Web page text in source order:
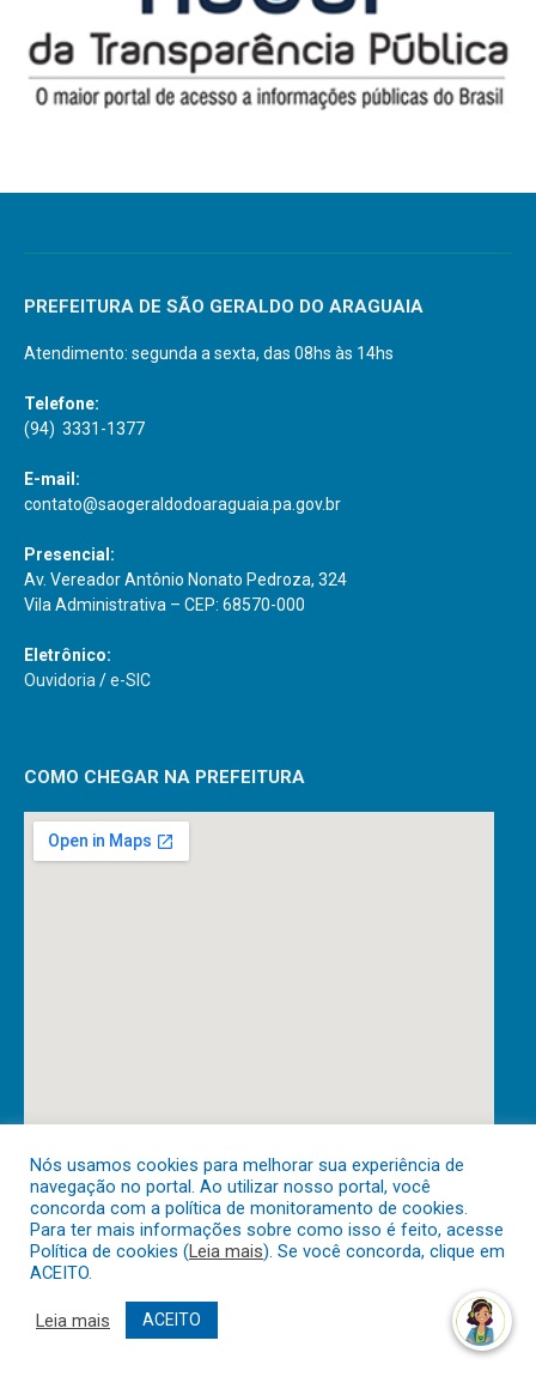
PREFEITURA DE SÃO GERALDO DO ARAGUAIA
Atendimento: segunda a sexta, das 08hs às 14hs
Telefone:
(94) 3331-1377
E-mail:
contato@saogeraldodoaraguaia.pa.gov.br
Presencial:
Av. Vereador Antônio Nonato Pedroza, 324
Vila Administrativa – CEP: 68570-000
Eletrônico:
Ouvidoria /e-SIC
COMO CHEGAR NA PREFEITURA
DESENVOLVIDO POR CR2
Muito mais que
Realizamos umaassessoria
completa, onde garantimos em
contrato que todas as exigências das
leis de transparência
Nós usamos cookies para melhorar sua experiência de
navegação no portal. Ao utilizar nosso portal, você
concorda com a política de monitoramento de cookies.
Para ter mais informações sobre como isso é feito, acesse
Política de cookies (Leia mais). Se você concorda, clique em
ACEITO.
Leia mais ACEITO